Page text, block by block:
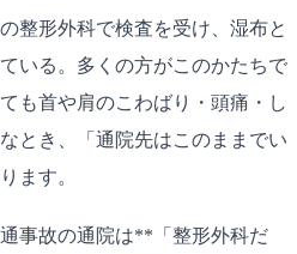
整形外科で検査を受け、湿布と
いる。多くの方がこのかたちで
も首や肩のこわばり・頭痛・し
とき、「通院先はこのままでい
ます。
事故の通院は**「整形外科だ